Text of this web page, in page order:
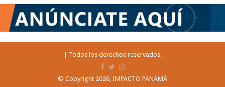
| Todos los derechos reservados.
© Copyright 2026, IMPACTO PANAMÁ